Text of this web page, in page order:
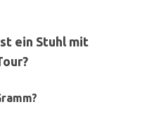
ein Stuhl mit